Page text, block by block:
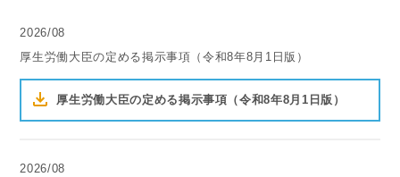
2026/08
厚生労働大臣の定める掲示事項（令和8年8月1日版）
厚生労働大臣の定める掲示事項（令和8年8月1日版）
2026/08